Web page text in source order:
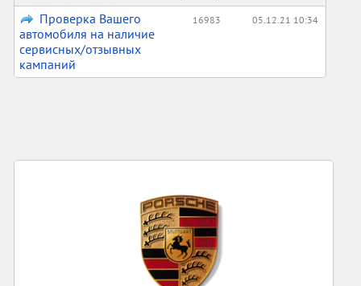
Проверка Вашего
автомобиля на наличие
сервисных/отзывных
кампаний
16983 05.12.21 10:34